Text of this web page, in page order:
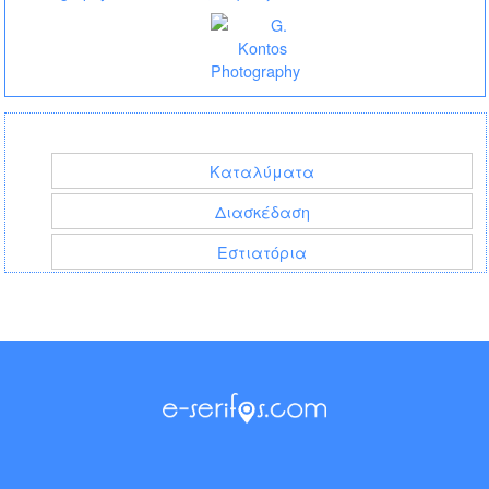
Καταλύματα
Διασκέδαση
Εστιατόρια